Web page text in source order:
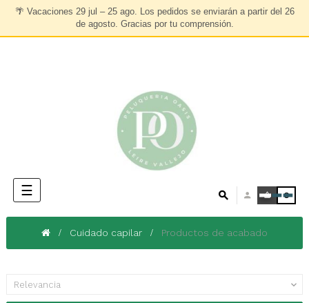
🌴 Vacaciones 29 jul – 25 ago. Los pedidos se enviarán a partir del 26
de agosto. Gracias por tu comprensión.
Navegación
de
palanca
☰ 0
Cuidado capilar Productos de acabado
Relevancia 